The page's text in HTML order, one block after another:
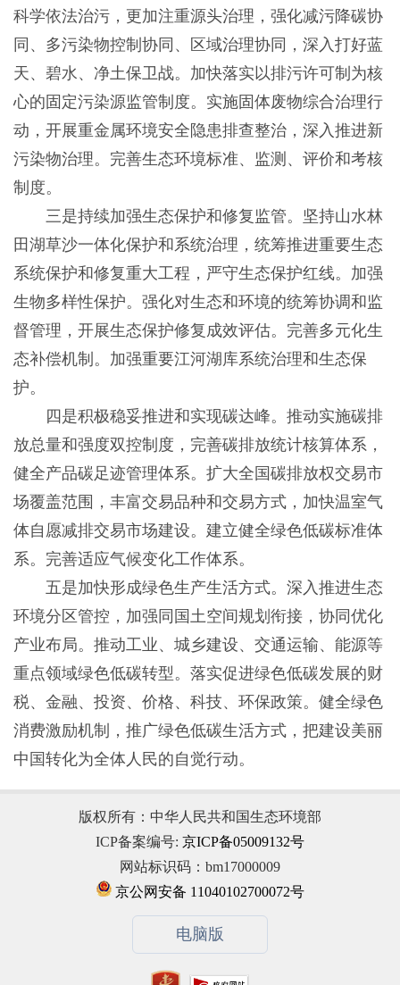
科学依法治污，更加注重源头治理，强化减污降碳协
同、多污染物控制协同、区域治理协同，深入打好蓝
天、碧水、净土保卫战。加快落实以排污许可制为核
心的固定污染源监管制度。实施固体废物综合治理行
动，开展重金属环境安全隐患排查整治，深入推进新
污染物治理。完善生态环境标准、监测、评价和考核
制度。
三是持续加强生态保护和修复监管。坚持山水林
田湖草沙一体化保护和系统治理，统筹推进重要生态
系统保护和修复重大工程，严守生态保护红线。加强
生物多样性保护。强化对生态和环境的统筹协调和监
督管理，开展生态保护修复成效评估。完善多元化生
态补偿机制。加强重要江河湖库系统治理和生态保
护。
四是积极稳妥推进和实现碳达峰。推动实施碳排
放总量和强度双控制度，完善碳排放统计核算体系，
健全产品碳足迹管理体系。扩大全国碳排放权交易市
场覆盖范围，丰富交易品种和交易方式，加快温室气
体自愿减排交易市场建设。建立健全绿色低碳标准体
系。完善适应气候变化工作体系。
五是加快形成绿色生产生活方式。深入推进生态
环境分区管控，加强同国土空间规划衔接，协同优化
产业布局。推动工业、城乡建设、交通运输、能源等
重点领域绿色低碳转型。落实促进绿色低碳发展的财
税、金融、投资、价格、科技、环保政策。健全绿色
消费激励机制，推广绿色低碳生活方式，把建设美丽
中国转化为全体人民的自觉行动。
版权所有：中华人民共和国生态环境部
ICP备案编号: 京ICP备05009132号
网站标识码：bm17000009
京公网安备 11040102700072号
电脑版